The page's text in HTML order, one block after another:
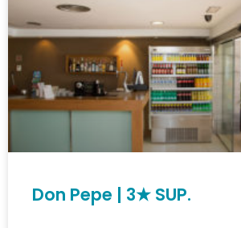
Don Pepe | 3★ SUP.